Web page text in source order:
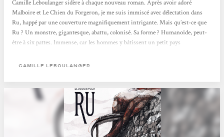
Camille Leboulanger sidère à chaque nouveau roman. Après avoir adoré
Malboire et Le Chien du Forgeron, je me suis immiscé avec délectation dans
Ru, happé par une couverture magnifiquement intrigante. Mais qu’est-ce que
Ru ? Un monstre, gigantesque, abattu, colonisé. Sa forme ? Humanoïde, peut-
être à six pattes. Immense, car les hommes y bâtissent un petit pays
Youssoupha et Agathe, Ru, le Ru des hommes, n’est que la copie des sociétés de
CAMILLE LEBOULANGER